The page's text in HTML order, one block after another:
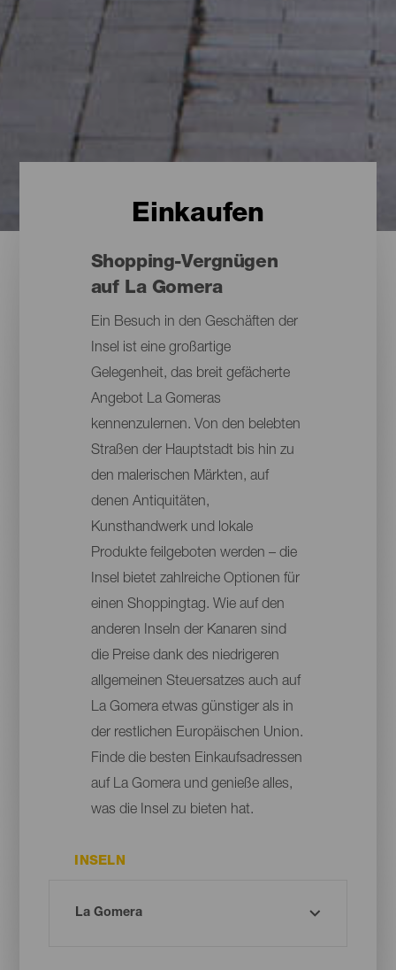
Einkaufen
Shopping-Vergnügen
auf La Gomera
Ein Besuch in den Geschäften der
Insel ist eine großartige
Gelegenheit, das breit gefächerte
Angebot La Gomeras
kennenzulernen. Von den belebten
Straßen der Hauptstadt bis hin zu
den malerischen Märkten, auf
denen Antiquitäten,
Kunsthandwerk und lokale
Produkte feilgeboten werden – die
Insel bietet zahlreiche Optionen für
einen Shoppingtag. Wie auf den
anderen Inseln der Kanaren sind
die Preise dank des niedrigeren
allgemeinen Steuersatzes auch auf
La Gomera etwas günstiger als in
der restlichen Europäischen Union.
Finde die besten Einkaufsadressen
auf La Gomera und genieße alles,
was die Insel zu bieten hat.
INSELN